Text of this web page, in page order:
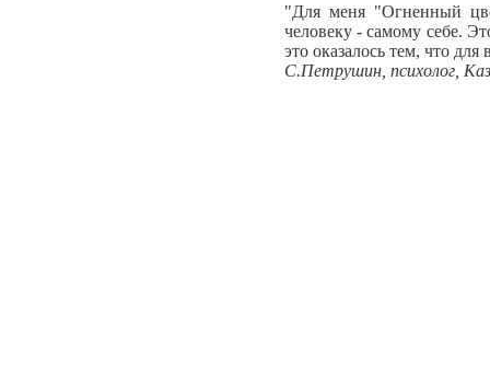
"Для меня "Огненный
человеку - самому себе.
это оказалось тем, что
С.Петрушин, психолог,